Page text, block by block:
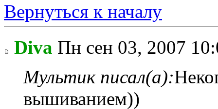
Вернуться к началу
Diva Пн сен 03, 2007
Мультик писал(а):
вышиванием))